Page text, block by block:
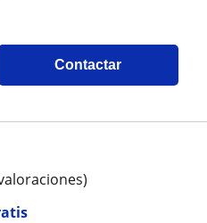
Contactar